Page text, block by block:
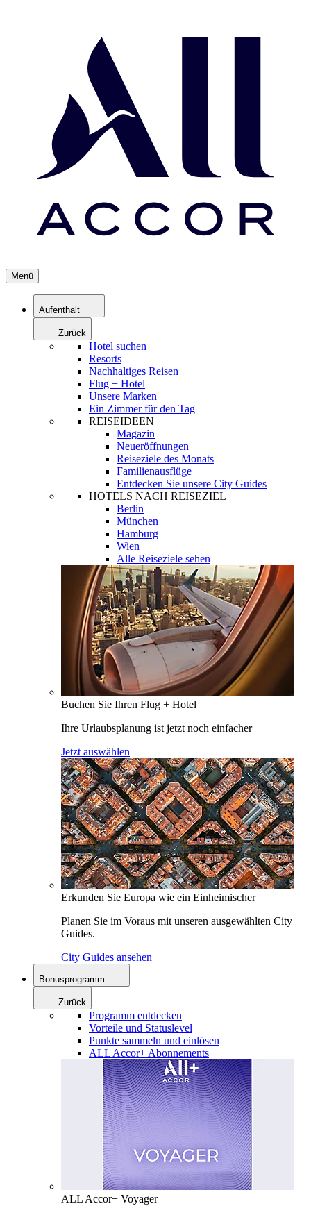
Menü
Aufenthalt
Zurück
Hotel suchen
Resorts
Nachhaltiges Reisen
Flug + Hotel
Unsere Marken
Ein Zimmer für den Tag
REISEIDEEN
Magazin
Neueröffnungen
Reiseziele des Monats
Familienausflüge
Entdecken Sie unsere City Guides
HOTELS NACH REISEZIEL
Berlin
München
Hamburg
Wien
Alle Reiseziele sehen
Buchen Sie Ihren Flug + Hotel
Ihre Urlaubsplanung ist jetzt noch einfacher
Jetzt auswählen
Erkunden Sie Europa wie ein Einheimischer
Planen Sie im Voraus mit unseren ausgewählten City
Guides.
City Guides ansehen
Bonusprogramm
Zurück
Programm entdecken
Vorteile und Statuslevel
Punkte sammeln und einlösen
ALL Accor+ Abonnements
ALL Accor+ Voyager